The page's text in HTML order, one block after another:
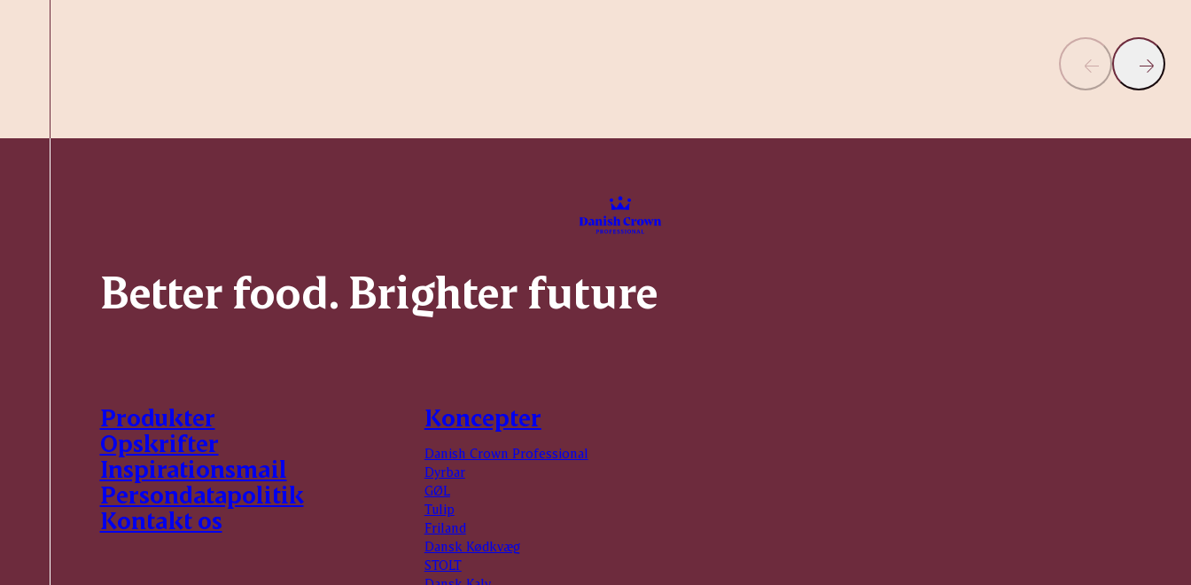
Better food. Brighter future
Koncepter
Danish Crown Professional
Dyrbar
GØL
Tulip
Friland
Dansk Kødkvæg
STOLT
Produkter
Opskrifter
Inspirationsmail
Persondatapolitik
Kontakt os